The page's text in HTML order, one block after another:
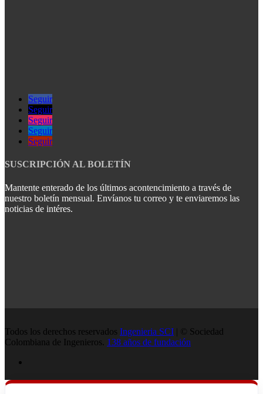
Seguir
Seguir
Seguir
Seguir
Seguir
SUSCRIPCIÓN AL BOLETÍN
Mantente enterado de los últimos acontencimiento a través de
nuestro boletín mensual. Envíanos tu correo y te enviaremos las
noticias de intéres.
Todos los derechos reservados Ingenieria SCI | © Sociedad
Colombiana de Ingenieros. 138 años de fundación